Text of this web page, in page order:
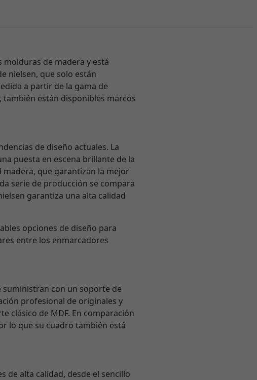
molduras de madera y está
nielsen, que solo están
a partir de la gama de
están disponibles marcos
de diseño actuales. La
puesta en escena brillante de la
madera, que garantizan la mejor
serie de producción se compara
garantiza una alta calidad
opciones de diseño para
entre los enmarcadores
suministran con un soporte de
profesional de originales y
clásico de MDF. En comparación
lo que su cuadro también está
de alta calidad, desde el sencillo